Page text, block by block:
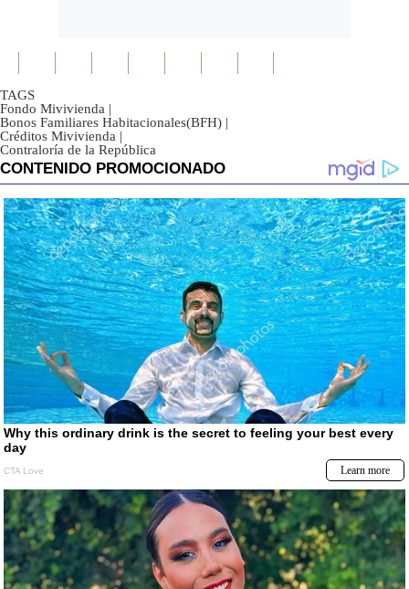
TAGS
Fondo Mivivienda |
Bonos Familiares Habitacionales(BFH) |
Créditos Mivivienda |
Contraloría de la República